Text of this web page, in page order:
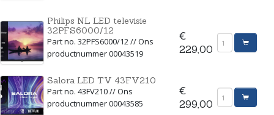
Philips NL LED televisie
32PFS6000/12
Part no. 32PFS6000/12 // Ons
productnummer 00043519
€
229,00
Salora LED TV 43FV210
Part no. 43FV210 // Ons
productnummer 00043585
€
299,00